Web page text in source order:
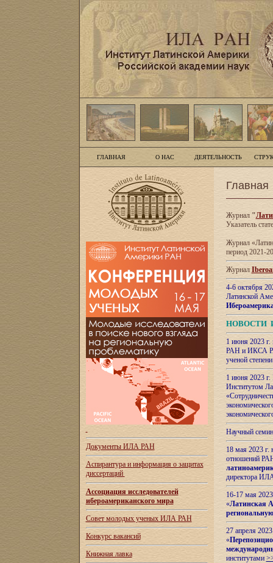
ГЛАВНАЯ О НАС ДЕЯТЕЛЬНОСТЬ
Документы ИЛА РАН
Аспирантура и информация о защитах
диссертаций
Ассоциация исследователей
ибероамериканского мира
Совет молодых ученых ИЛА РАН
Конкурс вакансий
Книжная лавка
Главная
Журнал"
Указатель
Журнал
период 2021-
Журнал
4-6 октября
Латинской
НОВОСТИ
1 июня 2023
РАН и ИКСА
ученой
1 июня 2023
Институтом
Научный
18 мая 2023
отношений
директора
16-17 мая
«Латинская
27 апреля
«
институтами